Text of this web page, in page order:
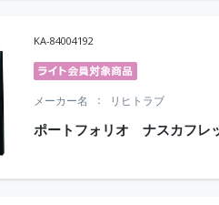
KA-84004192
ポートフォリオ ナスカフ
メーカー名 リヒトラブ